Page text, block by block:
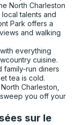
North Charleston
talents and
Park offers a
and walking
everything
cuisine.
run diners
tea is cold.
Charleston,
you off your
sur le